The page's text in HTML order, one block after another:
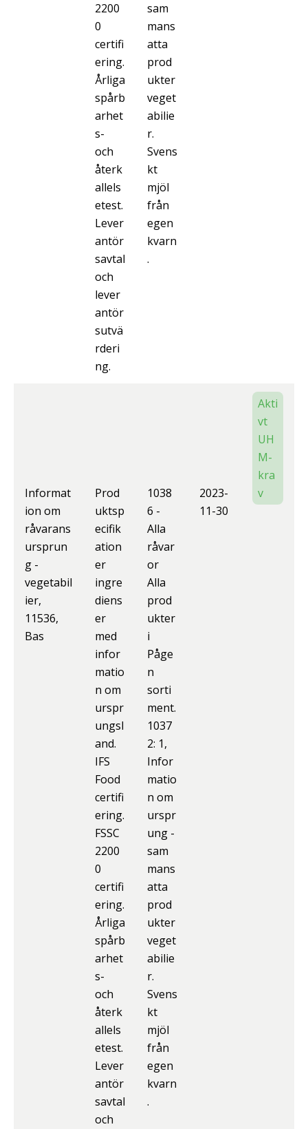
2200
0
certifi
ering.
Årliga
spårb
arhet
s-
och
återk
allels
etest.
Lever
antör
savtal
och
lever
antör
sutvä
rderi
ng.
sam
mans
atta
prod
ukter
veget
abilie
r.
Svens
kt
mjöl
från
egen
kvarn
.
Informat
ion om
råvarans
ursprun
g -
vegetabil
ier,
11536,
Bas
Prod
uktsp
ecifik
ation
er
ingre
diens
er
med
infor
matio
n om
urspr
ungsl
and.
IFS
Food
certifi
ering.
FSSC
2200
0
certifi
ering.
Årliga
spårb
arhet
s-
och
återk
allels
etest.
Lever
antör
savtal
och
1038
6 -
Alla
råvar
or
Alla
prod
ukter
i
Påge
n
sorti
ment.
1037
2: 1,
Infor
matio
n om
urspr
ung -
sam
mans
atta
prod
ukter
veget
abilie
r.
Svens
kt
mjöl
från
egen
kvarn
.
2023-
11-30
Akti
vt
UH
M-
kra
v